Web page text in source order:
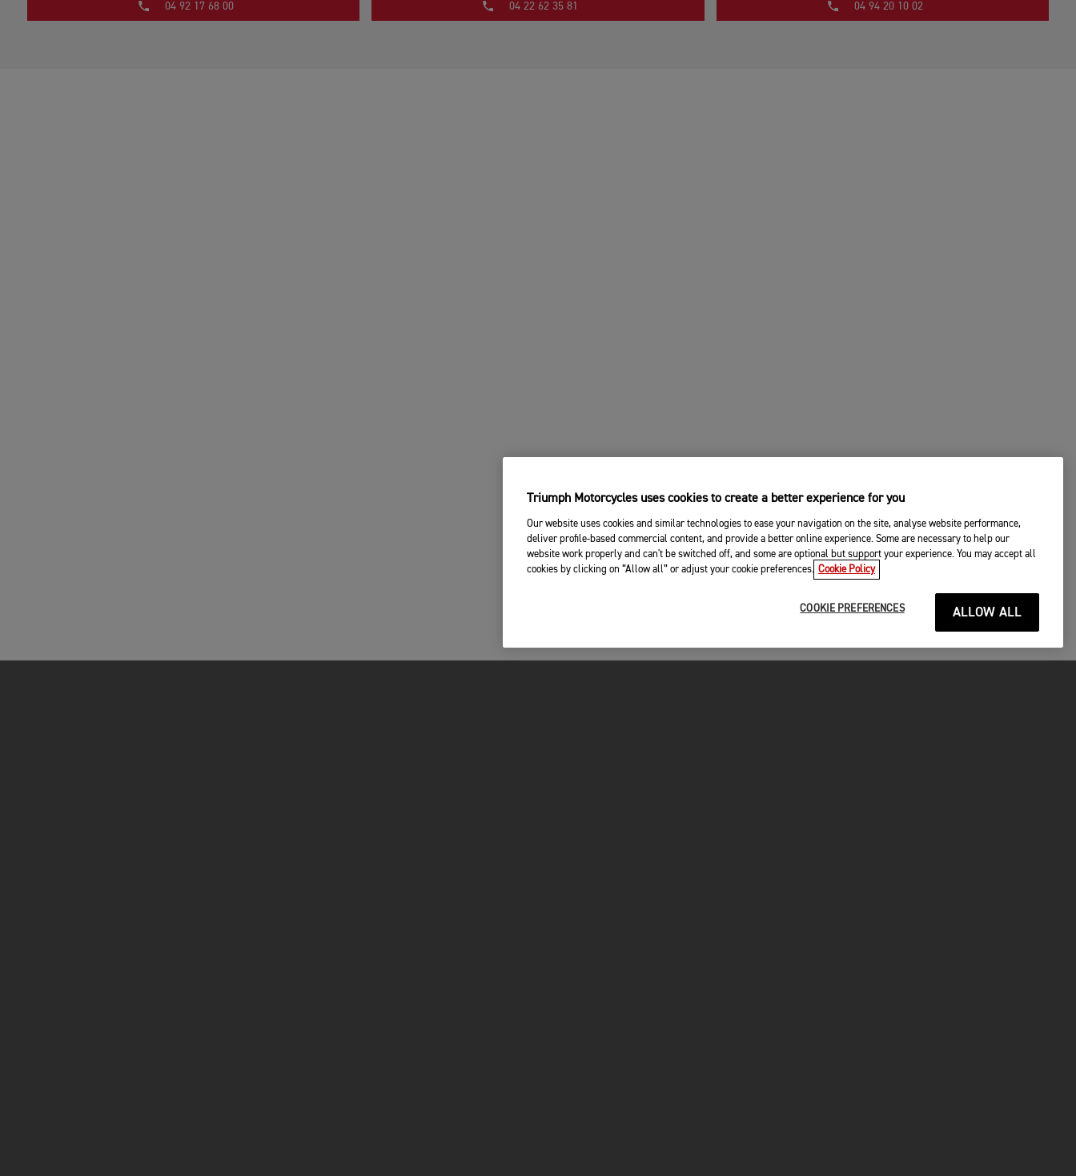
04 92 17 68 00 04 22 62 35 81 04 94 20 10 02
Triumph Motorcycles uses cookies to create a better experience for you
Our website uses cookies and similar technologies to ease your navigation on the site, analyse website performance,
deliver profile-based commercial content, and provide a better online experience. Some are necessary to help our
website work properly and can't be switched off, and some are optional but support your experience. You may accept all
cookies by clicking on “Allow all” or adjust your cookie preferences. Cookie Policy
COOKIE PREFERENCES ALLOW ALL